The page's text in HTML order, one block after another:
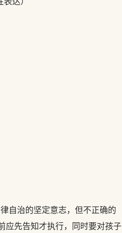
自治的坚定意志，但不正确的
应先告知才执行，同时要对孩子